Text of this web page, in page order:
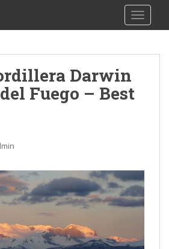
Darwin
Fuego – Best